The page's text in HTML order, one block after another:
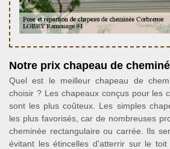
Notre prix chapeau de
Quel est le meilleur chapeau de
choisir ? Les chapeaux conçus pour les
sont les plus coûteux. Les simples
les plus favorisés, car de nombreuses
cheminée rectangulaire ou carrée. Ils
évitant les étincelles d'atterrir sur le